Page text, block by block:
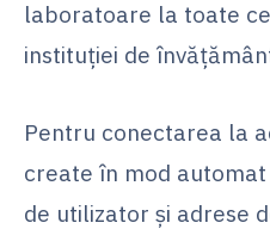
laboratoare la toate
instituției de
Pentru conectarea la
create în mod
de utilizator și adrese